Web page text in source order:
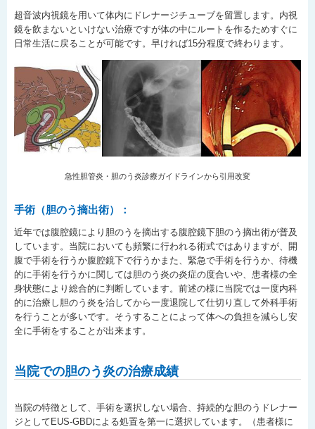
超音波内視鏡を用いて体内にドレナージチューブを留置します。内視
鏡を飲まないといけない治療ですが体の中にルートを作るためすぐに
日常生活に戻ることが可能です。早ければ15分程度で終わります。
急性胆管炎・胆のう炎診療ガイドラインから引用改変
手術（胆のう摘出術）：
近年では腹腔鏡により胆のうを摘出する腹腔鏡下胆のう摘出術が普及
しています。当院においても頻繁に行われる術式ではありますが、開
腹で手術を行うか腹腔鏡下で行うかまた、緊急で手術を行うか、待機
的に手術を行うかに関しては胆のう炎の炎症の度合いや、患者様の全
身状態により総合的に判断しています。前述の様に当院では一度内科
的に治療し胆のう炎を治してから一度退院して仕切り直して外科手術
を行うことが多いです。そうすることによって体への負担を減らし安
全に手術をすることが出来ます。
当院での胆のう炎の治療成績
当院の特徴として、手術を選択しない場合、持続的な胆のうドレナー
ジとしてEUS-GBDによる処置を第一に選択しています。（患者様に